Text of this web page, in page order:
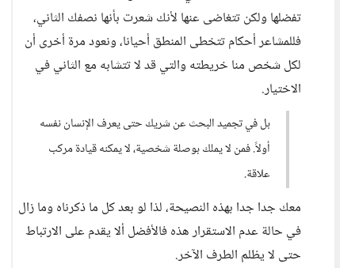
تفضلها ولكن تتغاضى عنها لأنك شعرت بأنها نصفك الثاني،
فللمشاعر أحكام تتخطى المنطق أحيانا، ونعود مرة أخرى أن
لكل شخص منا خريطته والتي قد لا تتشابه مع الثاني في
الاختيار.
بل في تجميد البحث عن شريك حتى يعرف الإنسان نفسه
أولاً. فمن لا يملك بوصلة شخصية، لا يمكنه قيادة مركب
علاقة.
معك جدا جدا بهذه النصيحة، لذا لو بعد كل ما ذكرناه وما زال
في حالة عدم الاستقرار هذه فالأفضل ألا يقدم على الارتباط
حتى لا يظلم الطرف الآخر.